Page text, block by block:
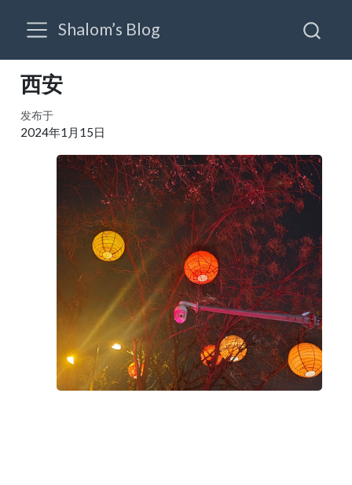
Shalom’s Blog
西安
发布于
2024年1月15日